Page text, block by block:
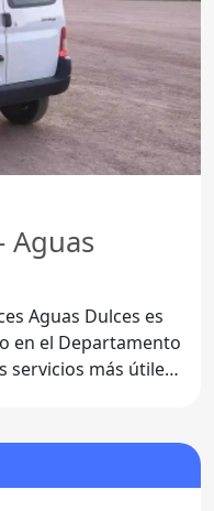
Aguas
es
en el Departamento
servicios más útiles